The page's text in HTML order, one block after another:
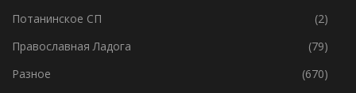
Потанинское СП
(2)
Православная Ладога
(79)
Разное
(670)